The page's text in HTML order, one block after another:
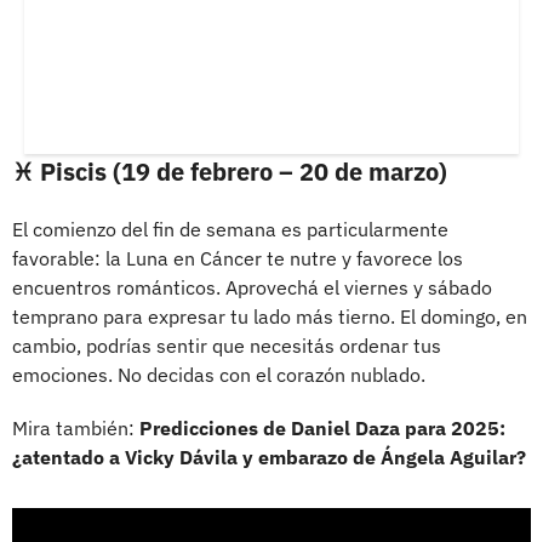
♓ Piscis (19 de febrero – 20 de marzo)
El comienzo del fin de semana es particularmente
favorable: la Luna en Cáncer te nutre y favorece los
encuentros románticos. Aprovechá el viernes y sábado
temprano para expresar tu lado más tierno. El domingo, en
cambio, podrías sentir que necesitás ordenar tus
emociones. No decidas con el corazón nublado.
Mira también: Predicciones de Daniel Daza para 2025:
¿atentado a Vicky Dávila y embarazo de Ángela Aguilar?